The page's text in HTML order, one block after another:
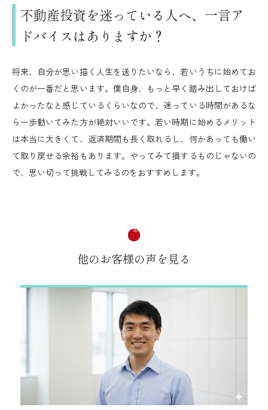
不動産投資を迷っている人へ、一言ア
ドバイスはありますか？
将来、自分が思い描く人生を送りたいなら、若いうちに始めてお
くのが一番だと思います。僕自身、もっと早く踏み出しておけば
よかったなと感じているくらいなので、迷っている時間があるな
ら一歩動いてみた方が絶対いいです。若い時期に始めるメリット
は本当に大きくて、返済期間も長く取れるし、何かあっても働い
て取り戻せる余裕もあります。やってみて損するものじゃないの
で、思い切って挑戦してみるのをおすすめします。
他のお客様の声を見る